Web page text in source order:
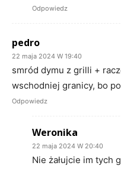
Odpowiedz
pedro
22 maja 2024 W 19:40
smród dymu z grilli +
wschodniej granicy, bo
Odpowiedz
Weronika
22 maja 2024 W 20:40
Nie żałujcie im tych